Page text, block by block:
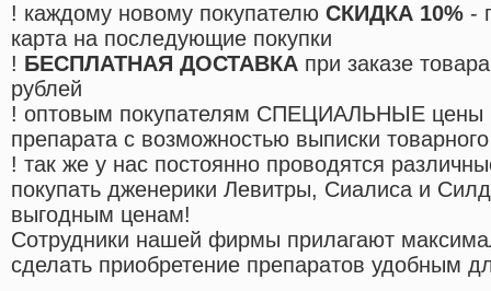
! каждому новому покупателю СКИДКА 10% -
карта на последующие покупки
! БЕСПЛАТНАЯ ДОСТАВКА при заказе
рублей
! оптовым покупателям СПЕЦИАЛЬНЫЕ цены
препарата с возможностью выписки
! так же у нас постоянно проводятся
покупать дженерики Левитры, Сиалиса и
выгодным ценам!
Cотрудники нашей фирмы прилагают
сделать приобретение препаратов удобным